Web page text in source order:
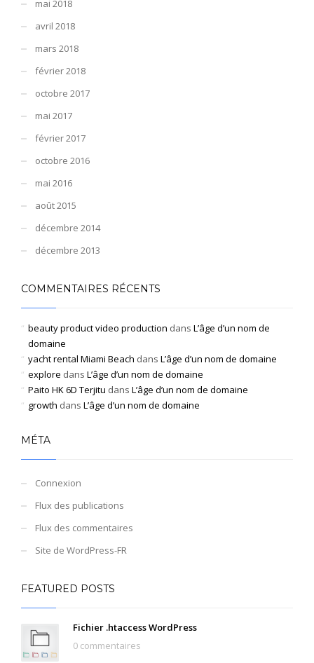
mai 2018
avril 2018
mars 2018
février 2018
octobre 2017
mai 2017
février 2017
octobre 2016
mai 2016
août 2015
décembre 2014
décembre 2013
COMMENTAIRES RÉCENTS
beauty product video production dans L’âge d’un nom de
domaine
yacht rental Miami Beach dans L’âge d’un nom de domaine
explore dans L’âge d’un nom de domaine
Paito HK 6D Terjitu dans L’âge d’un nom de domaine
growth dans L’âge d’un nom de domaine
MÉTA
Connexion
Flux des publications
Flux des commentaires
Site de WordPress-FR
FEATURED POSTS
Fichier .htaccess WordPress
0 commentaires